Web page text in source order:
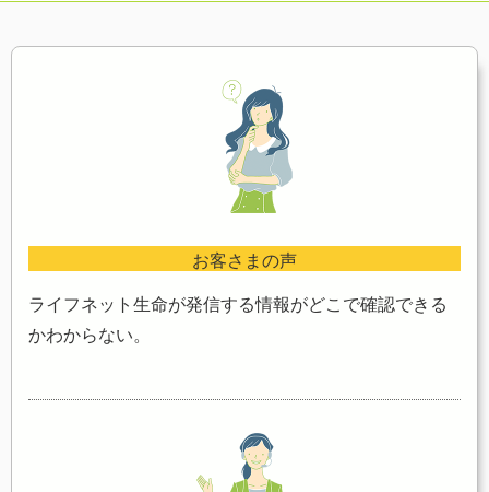
お客さまの声
ライフネット生命が発信する情報がどこで確認できる
かわからない。